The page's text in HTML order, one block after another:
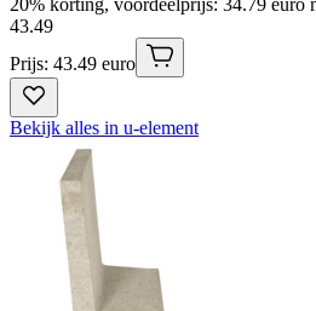
20% korting, voordeelprijs: 34.79
43.49
Prijs: 43.49 euro
Bekijk alles in u-element